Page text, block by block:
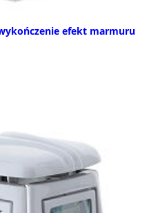
efekt marmuru